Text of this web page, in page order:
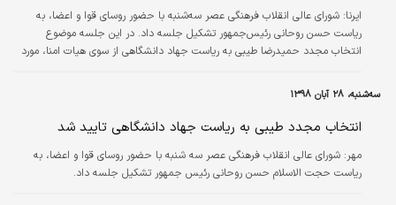
ایرنا: شورای عالی انقلاب فرهنگی عصر سه‌شنبه با حضور روسای قوا و اعضا، به
ریاست حسن روحانی رئیس‌جمهور تشکیل جلسه داد. در این جلسه موضوع
انتخاب مجدد حمیدرضا طیبی به ریاست جهاد دانشگاهی از سوی هیات امنا، مورد
ولایتی و محسن قمی به‌عنوان نمایندگان شورا در کمیته تجدید نظر وزارت بهداشت،
درمان و آموزش پزشکی انتخاب شدند.
سه‌شنبه، ۲۸ آبان ۱۳۹۸
انتخاب مجدد طیبی به ریاست جهاد دانشگاهی تایید شد
مهر: شورای عالی انقلاب فرهنگی عصر سه شنبه با حضور روسای قوا و اعضا، به
ریاست حجت الاسلام حسن روحانی رئیس جمهور تشکیل جلسه داد.